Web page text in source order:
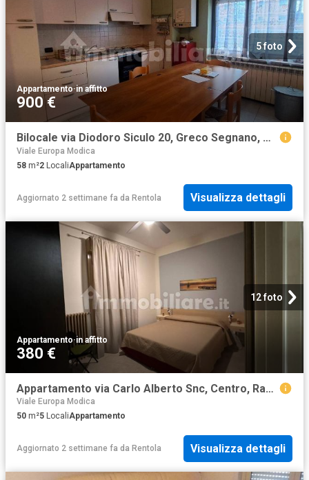
5 foto
Appartamento·in affitto
900 €
Bilocale via Diodoro Siculo 20, Greco Segnano, Milano
Viale Europa Modica
58 m²2 LocaliAppartamento
Aggiornato 2 settimane fa da Rentola Visualizza dettagli
12 foto
Appartamento·in affitto
380 €
Appartamento via Carlo Alberto Snc, Centro, Ragusa
Viale Europa Modica
50 m²5 LocaliAppartamento
Aggiornato 2 settimane fa da Rentola Visualizza dettagli